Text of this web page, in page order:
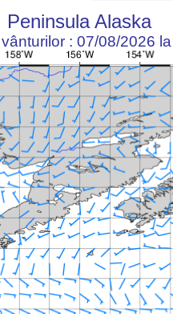
Peninsula Alaska
: 07/08/2026